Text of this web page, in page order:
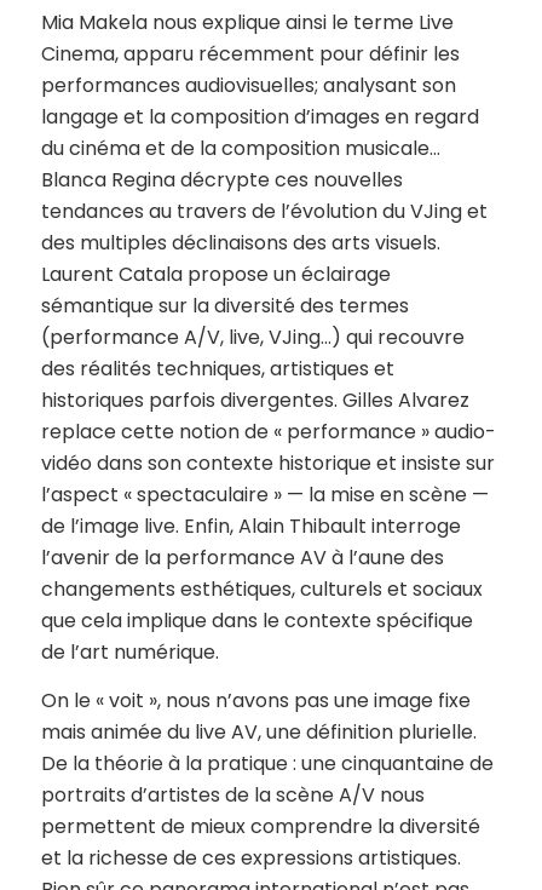
Mia Makela nous explique ainsi le terme Live
Cinema, apparu récemment pour définir les
performances audiovisuelles; analysant son
langage et la composition d’images en regard
du cinéma et de la composition musicale…
Blanca Regina décrypte ces nouvelles
tendances au travers de l’évolution du VJing et
des multiples déclinaisons des arts visuels.
Laurent Catala propose un éclairage
sémantique sur la diversité des termes
(performance A/V, live, VJing…) qui recouvre
des réalités techniques, artistiques et
historiques parfois divergentes. Gilles Alvarez
replace cette notion de « performance » audio-
vidéo dans son contexte historique et insiste sur
l’aspect « spectaculaire » — la mise en scène —
de l’image live. Enfin, Alain Thibault interroge
l’avenir de la performance AV à l’aune des
changements esthétiques, culturels et sociaux
que cela implique dans le contexte spécifique
de l’art numérique.
On le « voit », nous n’avons pas une image fixe
mais animée du live AV, une définition plurielle.
De la théorie à la pratique : une cinquantaine de
portraits d’artistes de la scène A/V nous
permettent de mieux comprendre la diversité
et la richesse de ces expressions artistiques.